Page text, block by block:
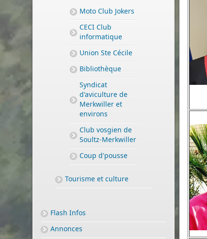
Moto Club Jokers
CECI Club
informatique
Union Ste Cécile
Bibliothèque
Syndicat
d'aviculture de
Merkwiller et
environs
Club vosgien de
Soultz-Merkwiller
Coup d'pousse
Tourisme et culture
Flash Infos
Annonces